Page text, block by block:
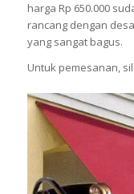
harga Rp 650.000
rancang dengan
yang sangat bagus.
Untuk pemesanan,